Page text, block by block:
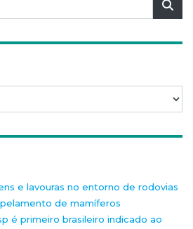
e lavouras no entorno de rodovias
de mamíferos
é primeiro brasileiro indicado ao